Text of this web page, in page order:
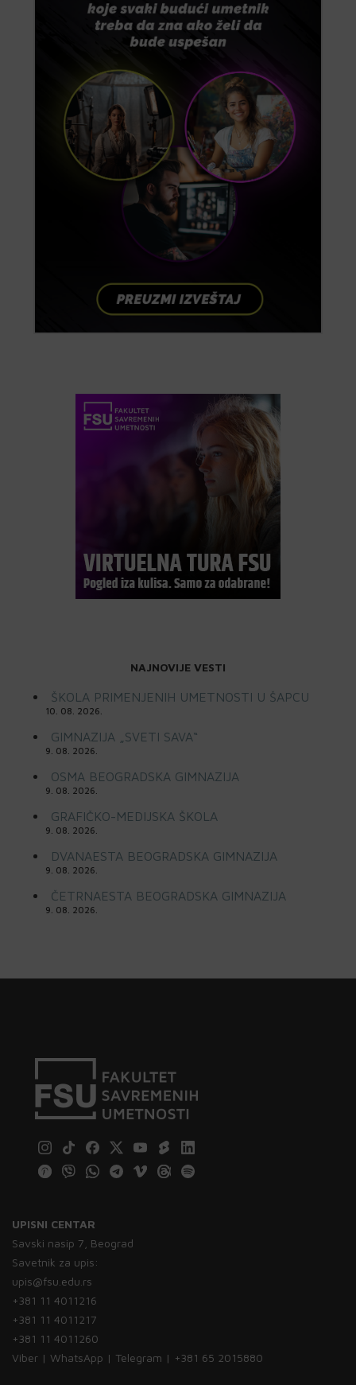
NAJNOVIJE VESTI
ŠKOLA PRIMENJENIH UMETNOSTI U ŠAPCU
10. 08. 2026.
GIMNAZIJA „SVETI SAVA“
9. 08. 2026.
OSMA BEOGRADSKA GIMNAZIJA
9. 08. 2026.
GRAFIČKO-MEDIJSKA ŠKOLA
9. 08. 2026.
DVANAESTA BEOGRADSKA GIMNAZIJA
9. 08. 2026.
ČETRNAESTA BEOGRADSKA GIMNAZIJA
9. 08. 2026.
UPISNI CENTAR
Savski nasip 7, Beograd
Savetnik za upis:
upis@fsu.edu.rs
+381 11 4011216
+381 11 4011217
+381 11 4011260
Viber | WhatsApp | Telegram | +381 65 2015880